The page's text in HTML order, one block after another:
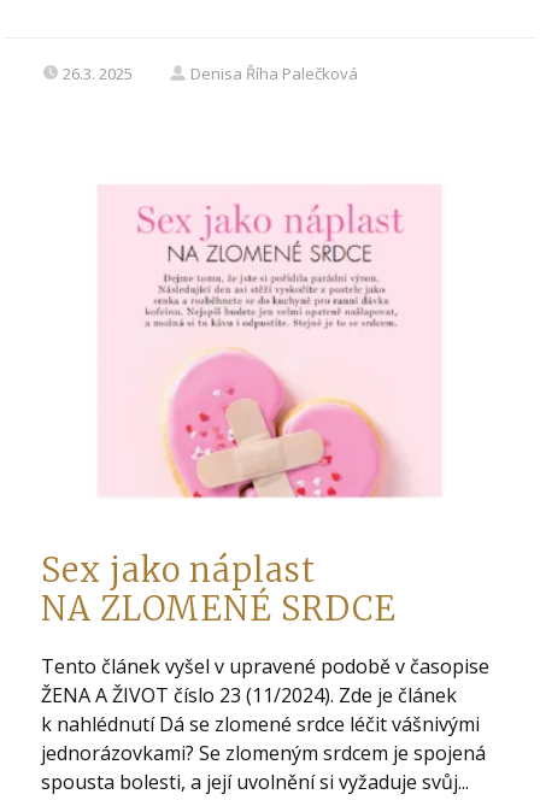
26.3. 2025 Denisa Říha Palečková
Sex jako náplast
NA ZLOMENÉ SRDCE
Tento článek vyšel v upravené podobě v časopise
ŽENA A ŽIVOT číslo 23 (11/2024). Zde je článek
k nahlédnutí Dá se zlomené srdce léčit vášnivými
jednorázovkami? Se zlomeným srdcem je spojená
spousta bolesti, a její uvolnění si vyžaduje svůj...